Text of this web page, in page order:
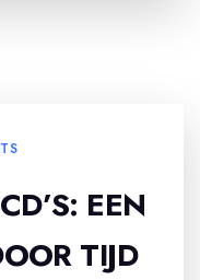
EEN
TIJD